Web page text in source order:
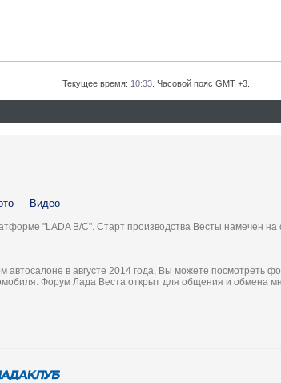
Текущее время: 10:33 . Часовой пояс GMT +3.
· Видео
"LADA B/C". Старт производства Весты намечен на
в августе 2014 года, Вы можете посмотреть
Форум Лада Веста открыт для общения и обмена